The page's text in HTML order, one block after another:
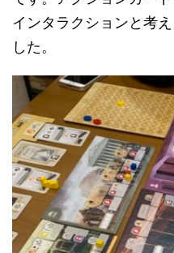
インタラクションと考
した。